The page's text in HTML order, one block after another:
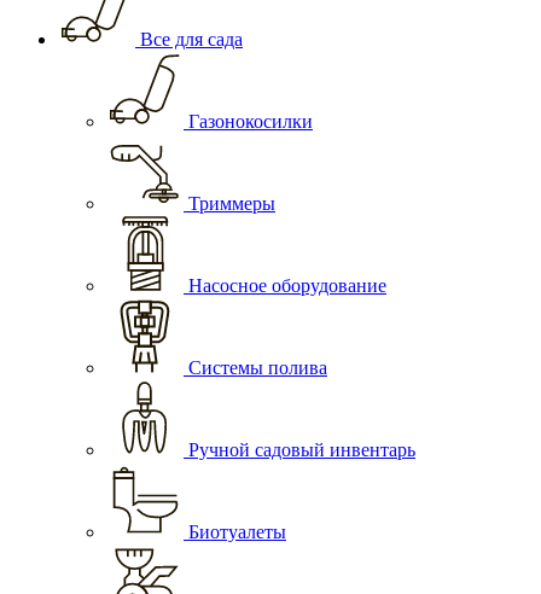
Все для сада
Газонокосилки
Триммеры
Насосное оборудование
Системы полива
Ручной садовый инвентарь
Биотуалеты